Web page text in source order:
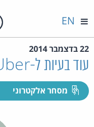
EN
22 בדצמבר 2014
עוד בעיות ל-Uber. הפעם בטאיוואן
מסחר אלקטרוני